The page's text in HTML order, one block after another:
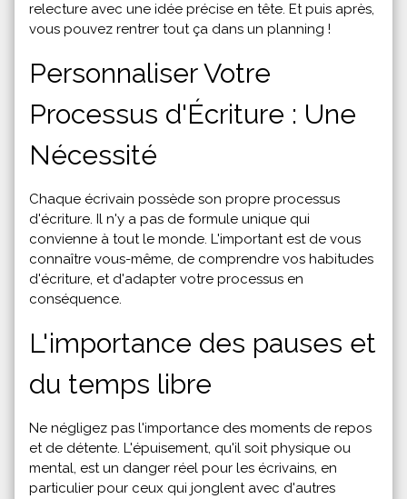
relecture avec une idée précise en tête. Et puis après,
vous pouvez rentrer tout ça dans un planning !
Personnaliser Votre
Processus d'Écriture : Une
Nécessité
Chaque écrivain possède son propre processus
d'écriture. Il n'y a pas de formule unique qui
convienne à tout le monde. L'important est de vous
connaître vous-même, de comprendre vos habitudes
d'écriture, et d'adapter votre processus en
conséquence.
L'importance des pauses et
du temps libre
Ne négligez pas l'importance des moments de repos
et de détente. L'épuisement, qu'il soit physique ou
mental, est un danger réel pour les écrivains, en
particulier pour ceux qui jonglent avec d'autres